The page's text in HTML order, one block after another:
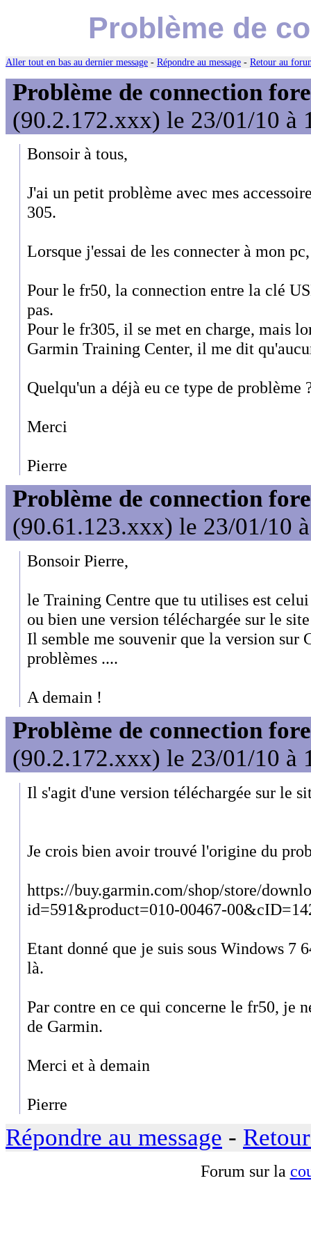
Problème de
Aller tout en bas au dernier message - Répondre au message - Retour au
Problème de connection
(90.2.172.xxx) le 23/01/10 à
Bonsoir à tous,
J'ai un petit problème avec mes
305.
Lorsque j'essai de les connecter à mon
Pour le fr50, la connection entre la clé
pas.
Pour le fr305, il se met en charge, mais
Garmin Training Center, il me dit
Quelqu'un a déjà eu ce type de problème
Merci
Pierre
Problème de connection
(90.61.123.xxx) le 23/01/10
Bonsoir Pierre,
le Training Centre que tu utilises est
ou bien une version téléchargée sur le
Il semble me souvenir que la version sur
problèmes ....
A demain !
Problème de connection
(90.2.172.xxx) le 23/01/10 à
Il s'agit d'une version téléchargée sur le
Je crois bien avoir trouvé l'origine du
https://buy.garmin.com/shop/store/
id=591&product=010-00467-
Etant donné que je suis sous Windows 7
là.
Par contre en ce qui concerne le fr50, je
de Garmin.
Merci et à demain
Pierre
Répondre au message -
Forum sur la